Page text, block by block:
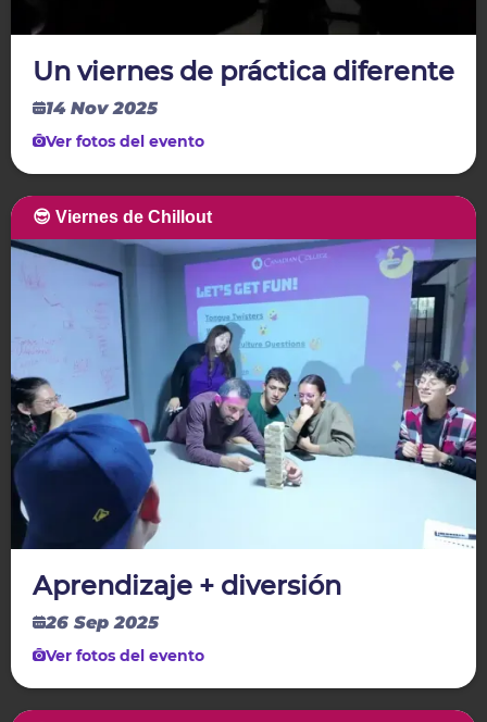
Un viernes de práctica diferente
14 Nov 2025
Ver fotos del evento
😎 Viernes de Chillout
Aprendizaje + diversión
26 Sep 2025
Ver fotos del evento